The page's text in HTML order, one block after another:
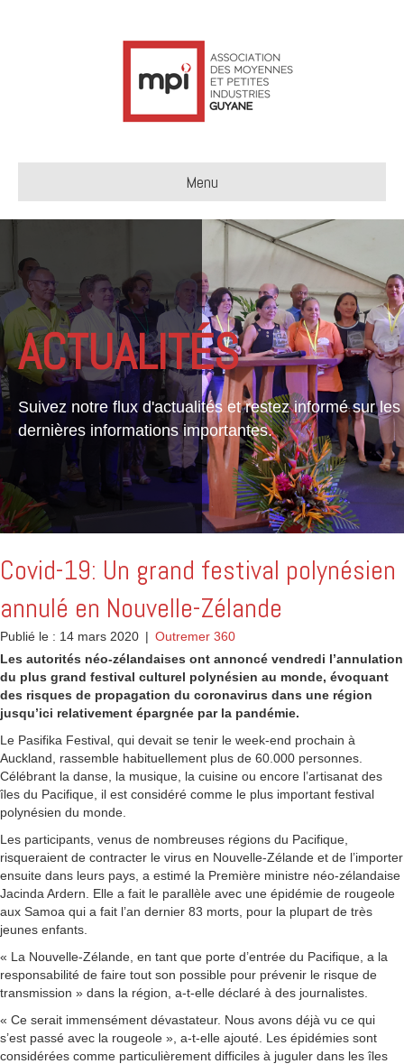
Menu
ACTUALITÉS
Suivez notre flux d'actualités et restez informé sur les
dernières informations importantes.
Covid-19: Un grand festival polynésien
annulé en Nouvelle-Zélande
Publié le : 14 mars 2020 | Outremer 360
Les autorités néo-zélandaises ont annoncé vendredi l’annulation
du plus grand festival culturel polynésien au monde, évoquant
des risques de propagation du coronavirus dans une région
jusqu’ici relativement épargnée par la pandémie.
Le Pasifika Festival, qui devait se tenir le week-end prochain à
Auckland, rassemble habituellement plus de 60.000 personnes.
Célébrant la danse, la musique, la cuisine ou encore l’artisanat des
îles du Pacifique, il est considéré comme le plus important festival
polynésien du monde.
Les participants, venus de nombreuses régions du Pacifique,
risqueraient de contracter le virus en Nouvelle-Zélande et de l’importer
ensuite dans leurs pays, a estimé la Première ministre néo-zélandaise
Jacinda Ardern. Elle a fait le parallèle avec une épidémie de rougeole
aux Samoa qui a fait l’an dernier 83 morts, pour la plupart de très
jeunes enfants.
« La Nouvelle-Zélande, en tant que porte d’entrée du Pacifique, a la
responsabilité de faire tout son possible pour prévenir le risque de
transmission » dans la région, a-t-elle déclaré à des journalistes.
« Ce serait immensément dévastateur. Nous avons déjà vu ce qui
s’est passé avec la rougeole », a-t-elle ajouté. Les épidémies sont
considérées comme particulièrement difficiles à juguler dans les îles